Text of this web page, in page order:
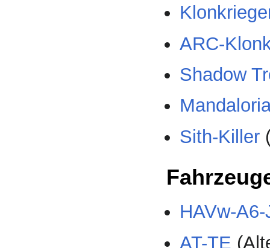
ARC-
Shadow
Sith-Killer
HAVw-
AT-TE